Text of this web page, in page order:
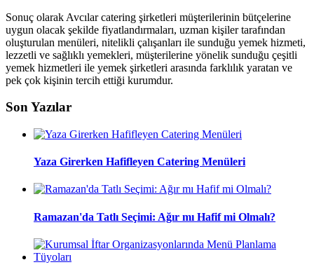
Sonuç olarak Avcılar catering şirketleri müşterilerinin bütçelerine
uygun olacak şekilde fiyatlandırmaları, uzman kişiler tarafından
oluşturulan menüleri, nitelikli çalışanları ile sunduğu yemek hizmeti,
lezzetli ve sağlıklı yemekleri, müşterilerine yönelik sunduğu çeşitli
yemek hizmetleri ile yemek şirketleri arasında farklılık yaratan ve
pek çok kişinin tercih ettiği kurumdur.
Son Yazılar
Yaza Girerken Hafifleyen Catering Menüleri
Ramazan'da Tatlı Seçimi: Ağır mı Hafif mi Olmalı?